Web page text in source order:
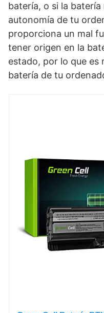
batería, o si la
autonomía de tu
proporciona un mal
tener origen en la
estado, por lo que es
batería de tu